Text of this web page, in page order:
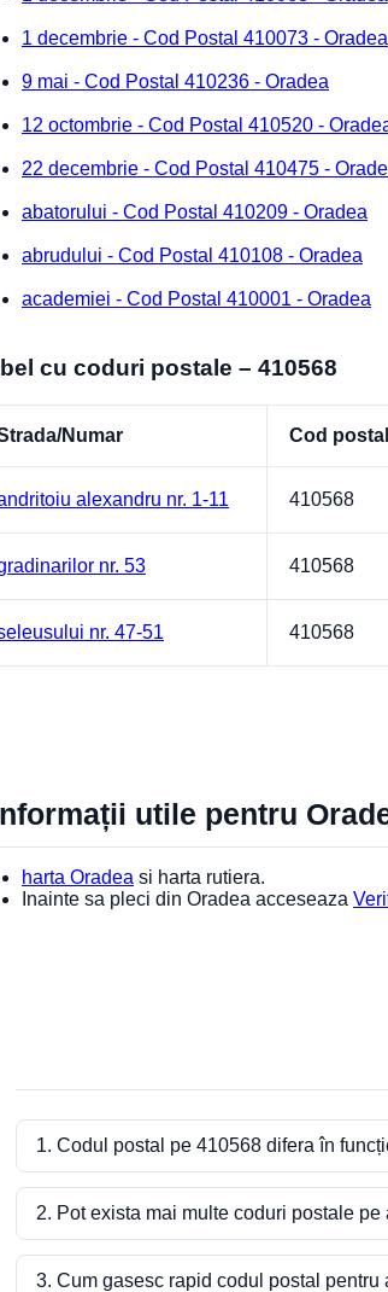
1 decembrie - Cod Postal 410073 - Oradea
9 mai - Cod Postal 410236 - Oradea
12 octombrie - Cod Postal 410520 -
22 decembrie - Cod Postal 410475 -
abatorului - Cod Postal 410209 - Oradea
abrudului - Cod Postal 410108 - Oradea
academiei - Cod Postal 410001 - Oradea
cu coduri postale – 410568
Numar Cod postal
alexandru nr. 1-11 410568
nr. 53 410568
nr. 47-51 410568
utile pentru
harta Oradea si harta rutiera.
Inainte sa pleci din Oradea acceseaza
1. Codul postal pe 410568 difera în
2. Pot exista mai multe coduri postale pe
3. Cum gasesc rapid codul postal pentru